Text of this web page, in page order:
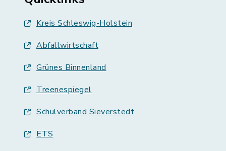
Kreis Schleswig-Holstein
Abfallwirtschaft
Grünes Binnenland
Treenespiegel
Schulverband Sieverstedt
ETS